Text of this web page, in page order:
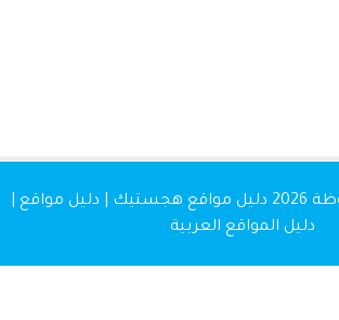
دليل مواقع هجستيك | دليل مواقع |
المواقع العربية